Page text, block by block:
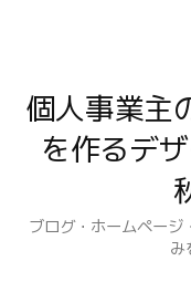
ン
キ
個人事業主
を作るデ
ブログ・ホームページ
み